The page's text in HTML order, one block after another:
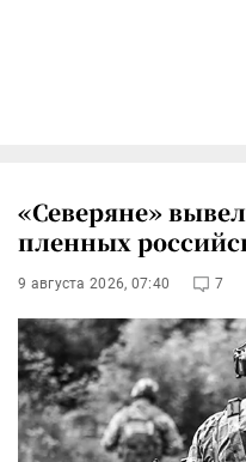
«Северяне»
пленных
9 августа 2026, 07:40 7